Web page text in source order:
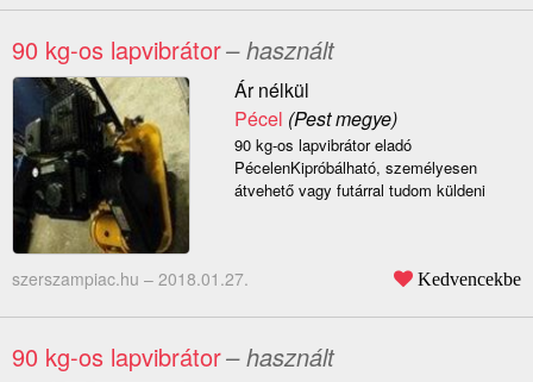
90 kg-os lapvibrátor– használt
Ár nélkül
Pécel (Pest megye)
90 kg-os lapvibrátor eladó
PécelenKipróbálható, személyesen
átvehető vagy futárral tudom küldeni
szerszampiac.hu – 2018.01.27. Kedvencekbe
90 kg-os lapvibrátor– használt